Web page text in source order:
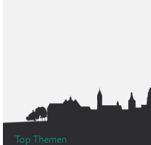
Top Themen